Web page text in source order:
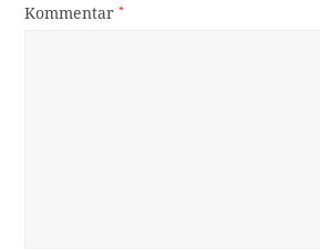
Kommentar*